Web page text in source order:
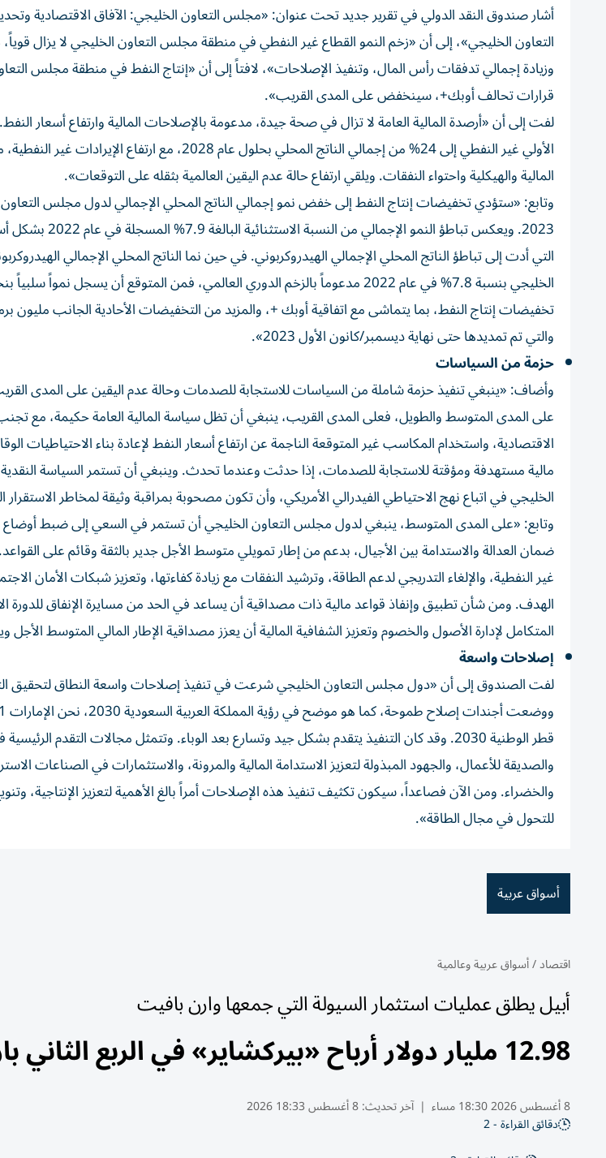
أشار صندوق النقد الدولي في تقرير جديد تحت عنوان: «مجلس التعاون الخليجي: الآفاق الاقتصادية
التعاون الخليجي»، إلى أن «زخم النمو القطاع غير النفطي في منطقة مجلس التعاون الخليجي لا يزال
وزيادة إجمالي تدفقات رأس المال، وتنفيذ الإصلاحات»، لافتاً إلى أن «إنتاج النفط في منطقة مجلس
قرارات تحالف أوبك+، سينخفض على المدى القريب».
لفت إلى أن «أرصدة المالية العامة لا تزال في صحة جيدة، مدعومة بالإصلاحات المالية وارتفاع أسعار
الأولي غير النفطي إلى 24% من إجمالي الناتج المحلي بحلول عام
المالية والهيكلية واحتواء النفقات. ويلقي ارتفاع حالة عدم اليقين العالمية بثقله على التوقعات».
2023. ويعكس تباطؤ
التي أدت إلى تباطؤ الناتج المحلي الإجمالي الهيدروكربوني. في حين نما الناتج المحلي الإجمالي
تخفيضات إنتاج النفط، بما يتماشى مع اتفاقية أوبك +، والمزيد من التخفيضات الأحادية الجانب مليون
والتي تم تمديدها حتى نهاية ديسمبر/كانون الأول 2023».
حزمة من السياسات
وأضاف: «ينبغي تنفيذ حزمة شاملة من السياسات للاستجابة للصدمات وحالة عدم اليقين على المدى
على المدى المتوسط والطويل، فعلى المدى القريب، ينبغي أن تظل سياسة المالية العامة حكيمة، مع تجنب
الاقتصادية، واستخدام المكاسب غير المتوقعة الناجمة عن ارتفاع أسعار النفط لإعادة بناء الاحتياطيات
مالية مستهدفة ومؤقتة للاستجابة للصدمات، إذا حدثت وعندما تحدث. وينبغي أن تستمر السياسة
الخليجي في اتباع نهج الاحتياطي الفيدرالي الأمريكي، وأن تكون مصحوبة بمراقبة وثيقة لمخاطر الاستقرار
وتابع: «على المدى المتوسط، ينبغي لدول مجلس التعاون الخليجي أن تستمر في السعي إلى ضبط أوضاع
ضمان العدالة والاستدامة بين الأجيال، بدعم من إطار تمويلي متوسط الأجل جدير بالثقة وقائم على
غير النفطية، والإلغاء التدريجي لدعم الطاقة، وترشيد النفقات مع زيادة كفاءتها، وتعزيز شبكات الأمان
الهدف. ومن شأن تطبيق وإنفاذ قواعد مالية ذات مصداقية أن يساعد في الحد من مسايرة الإنفاق للدورة
المتكامل لإدارة الأصول والخصوم وتعزيز الشفافية المالية أن يعزز مصداقية الإطار المالي المتوسط
إصلاحات واسعة
لفت الصندوق إلى أن «دول مجلس التعاون الخليجي شرعت في تنفيذ إصلاحات واسعة النطاق لتحقيق
قطر الوطنية 2030. وقد كان التنفيذ يتقدم بشكل جيد وتسارع بعد الوباء. وتتمثل مجالات التقدم
والصديقة للأعمال، والجهود المبذولة لتعزيز الاستدامة المالية والمرونة، والاستثمارات في الصناعات
والخضراء. ومن الآن فصاعداً، سيكون تكثيف تنفيذ هذه الإصلاحات أمراً بالغ الأهمية لتعزيز الإنتاجية،
للتحول في مجال الطاقة».
أسواق عربية
اقتصاد/أسواق عربية وعالمية
أبيل يطلق عمليات استثمار السيولة التي جمعها وارن بافيت
12.98 مليار دولار أرباح «بيركشاير» في الربع الثاني بارتفاع 16%
8 أغسطس 2026 18:30 مساء | آخر تحديث:8 أغسطس 18:33 2026
دقائق القراءة - 2